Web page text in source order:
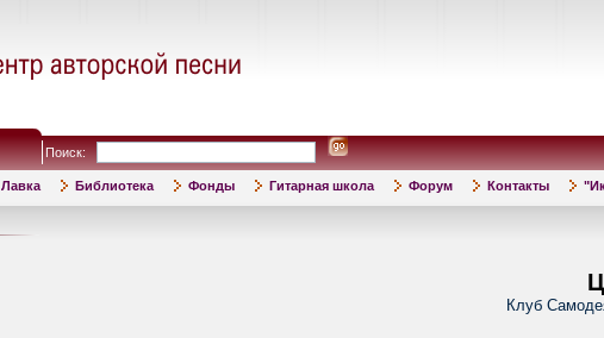
Поиск:
Лавка Библиотека Фонды Гитарная школа Форум Контакты
Клуб